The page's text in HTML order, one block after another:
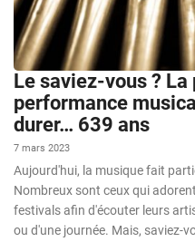
Le saviez-vous ?
performance
durer… 639 ans
7 mars 2023
Aujourd'hui, la musique fait
Nombreux sont ceux qui
festivals afin d'écouter leurs
ou d'une journée. Mais, saviez-